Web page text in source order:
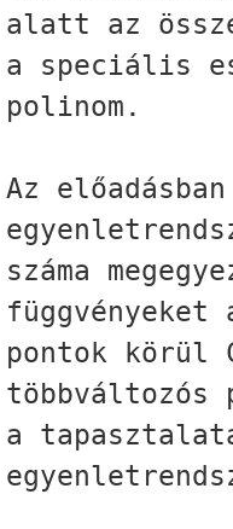
alatt az
a speciális
polinom.
Az
száma
pontok
többváltozós
a